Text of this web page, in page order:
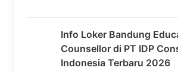
Info Loker Bandung
Counsellor di PT IDP
Indonesia Terbaru 2026